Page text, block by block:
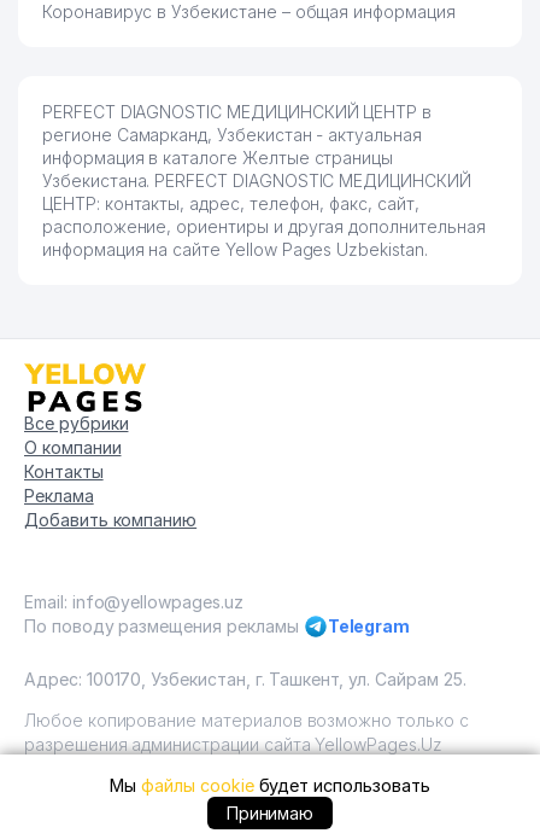
Коронавирус в Узбекистане – общая информация
PERFECT DIAGNOSTIC МЕДИЦИНСКИЙ ЦЕНТР в
регионе Самарканд, Узбекистан - актуальная
информация в каталоге Желтые страницы
Узбекистана. PERFECT DIAGNOSTIC МЕДИЦИНСКИЙ
ЦЕНТР: контакты, адрес, телефон, факс, сайт,
расположение, ориентиры и другая дополнительная
информация на сайте Yellow Pages Uzbekistan.
+99866 ... позвонить
Все рубрики
О компании
Контакты
Реклама
Добавить компанию
Email: info@yellowpages.uz
По поводу размещения рекламы
Telegram
Адрес: 100170, Узбекистан, г. Ташкент, ул. Сайрам 25.
Любое копирование материалов возможно только с
разрешения администрации сайта YellowPages.Uz
Copyright © Yellow Pages Uzbekistan, 2009 - 2026 / ООО
"Yellow Pages". Все права защищены All rights reserved.
Мыфайлы cookieбудет использовать
Принимаю